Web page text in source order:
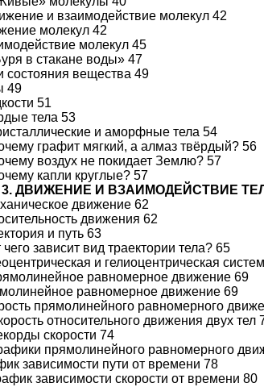
и взаимодействие молекул 42
молекул 42
молекул 45
в стакане воды» 47
состояния вещества 49
49
51
тела 53
и аморфные тела 54
графит мягкий, а алмаз твёрдый? 56
воздух не покидает Землю? 57
капли круглые? 57
3. ДВИЖЕНИЕ И ВЗАИМОДЕЙСТВИЕ ТЕЛ
движение 62
движения 62
и путь 63
зависит вид траектории тела? 65
и гелиоцентрическая
равномерное движение 69
равномерное движение 69
прямолинейного равномерного
относительного движения двух тел
скорости 74
прямолинейного равномерного
зависимости пути от времени 78
зависимости скорости от времени 80